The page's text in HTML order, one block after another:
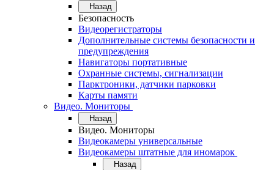
Назад
Безопасность
Видеорегистраторы
Дополнительные системы безопасности и
предупреждения
Навигаторы портативные
Охранные системы, сигнализации
Парктроники, датчики парковки
Карты памяти
Видео. Мониторы
Назад
Видео. Мониторы
Видеокамеры универсальные
Видеокамеры штатные для иномарок
Назад